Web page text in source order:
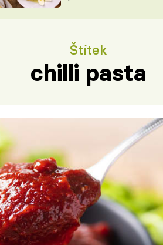
NA NÁKUPECH
Štítek
chilli pasta